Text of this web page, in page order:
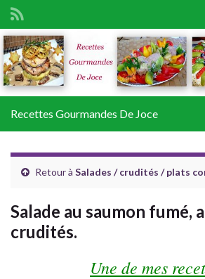
Search for:
Recettes Gourmandes De Joce
Retour à Salades / crudités / plats
Salade au saumon fumé,
crudités.
Une de mes